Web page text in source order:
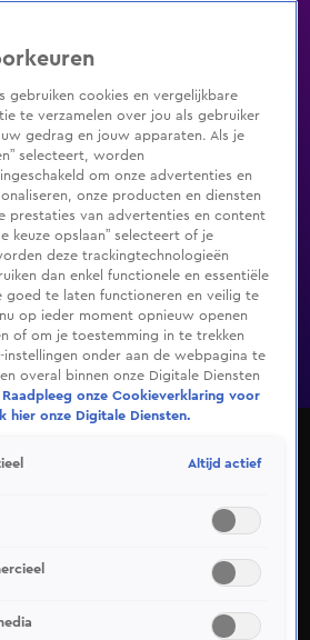
Zenders Genres
inlogShop
Programma's De Bondgenoten
Shop
Dierenpark Emmen: De Grote
hier. Deze aflevering is uitgezonden
bij SBS9. Dierenpark Emmen: De
gebruiken cookies en vergelijkbare
te verzamelen over jou als gebruiker
gedrag en jouw apparaten. Als je
selecteert, worden
om onze advertenties en
onze producten en diensten
prestaties van advertenties en content
keuze opslaan” selecteert of je
deze trackingtechnologieën
dan enkel functionele en essentiële
goed te laten functioneren en veilig te
op ieder moment opnieuw openen
of om je toestemming in te trekken
onder aan de webpagina te
overal binnen onze Digitale Diensten
Raadpleeg onze Cookieverklaring voor
hier onze Digitale Diensten.
Altijd actief